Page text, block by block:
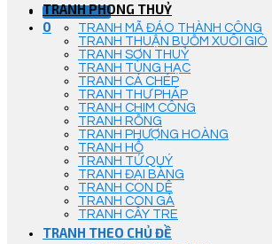
Góc Tư Vấn
0
TRANH PHONG THUỶ
TRANH MÃ ĐÁO THÀNH CÔNG
TRANH THUẬN BUỒM XUÔI GIÓ
TRANH SƠN THUỶ
TRANH TÙNG HẠC
TRANH CÁ CHÉP
TRANH THƯ PHÁP
TRANH CHIM CÔNG
TRANH RỒNG
TRANH PHƯỢNG HOÀNG
TRANH HỔ
TRANH TỨ QUÝ
TRANH ĐẠI BÀNG
TRANH CON DÊ
TRANH CON GÀ
TRANH CÂY TRE
TRANH THEO CHỦ ĐỀ